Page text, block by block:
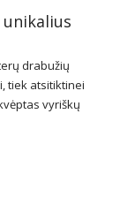
drabužių
tiek atsitiktinei
vyriškų
įsigyti